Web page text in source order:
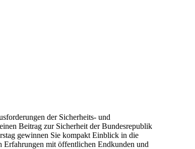
der Sicherheits- und
Beitrag zur Sicherheit der Bundesrepublik
gewinnen Sie kompakt Einblick in die
mit öffentlichen Endkunden und